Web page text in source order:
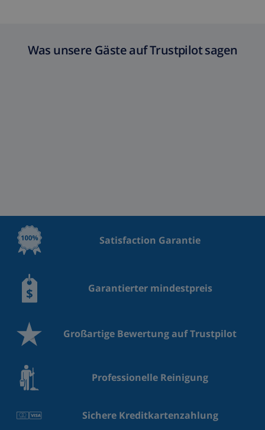
Was unsere Gäste auf Trustpilot sagen
Satisfaction Garantie
Garantierter mindestpreis
Großartige Bewertung auf Trustpilot
Professionelle Reinigung
Sichere Kreditkartenzahlung